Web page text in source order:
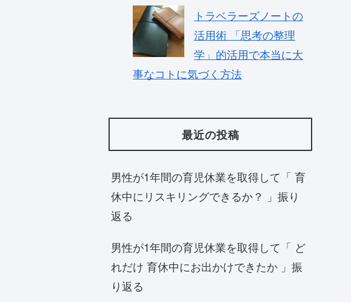
トラベラーズノートの
活用術 「思考の整理
学」的活用で本当に大
事なコトに気づく方法
最近の投稿
男性が1年間の育児休業を取得して「 育
休中にリスキリングできるか？ 」振り
返る
男性が1年間の育児休業を取得して「 ど
れだけ 育休中にお出かけできたか 」振
り返る